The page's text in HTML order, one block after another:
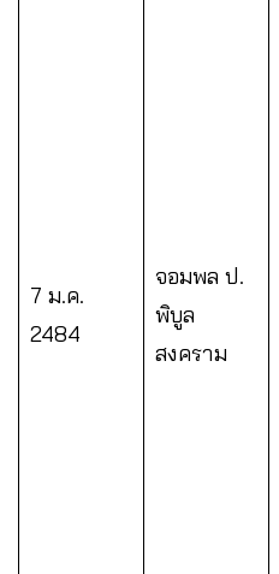
7 ม.ค.
2484
จอมพล ป.
พิบูล
สงคราม